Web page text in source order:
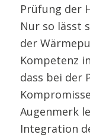
Prüfung der
Nur so lässt
der
Kompetenz
dass bei der
Augenmerk
Integration